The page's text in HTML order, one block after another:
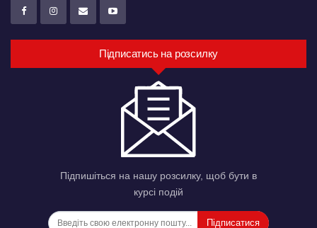
Підписатись на розсилку
Підпишіться на нашу розсилку, щоб бути в
курсі подій
Підписатися